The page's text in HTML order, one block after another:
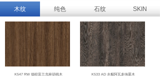
木纹 纯色 石纹 SKIN
K547 RW 烟棕富兰克林胡桃木 K533 AD 水貂阿瓦多纳栗木